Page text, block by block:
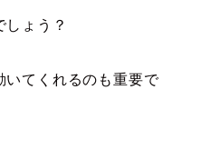
しょう？
いてくれるのも重要で